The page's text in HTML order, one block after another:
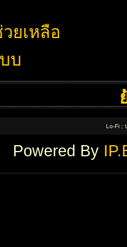
ยเหลือ
บ
Lo-Fi ;
Powered By